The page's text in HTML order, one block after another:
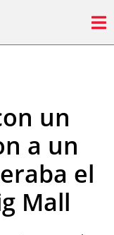
un
a un
el
Mall